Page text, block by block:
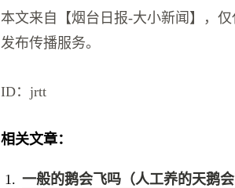
本文来自【烟台日报-大小新闻】，
发布传播服务。
ID：jrtt
相关文章：
一般的鹅会飞吗（人工养的天鹅会